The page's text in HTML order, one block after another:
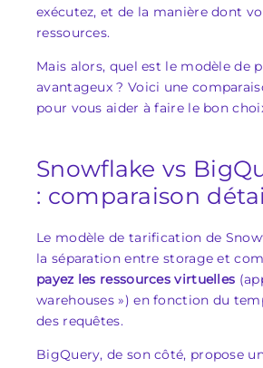
exécutez, et de la manière dont
ressources.
Mais alors, quel est le modèle de
avantageux ? Voici une
pour vous aider à faire le bon
Snowflake vs
: comparaison
Le modèle de tarification de
la séparation entre storage et
payez les ressources virtuelles
warehouses ») en fonction du
des requêtes.
BigQuery, de son côté, propose